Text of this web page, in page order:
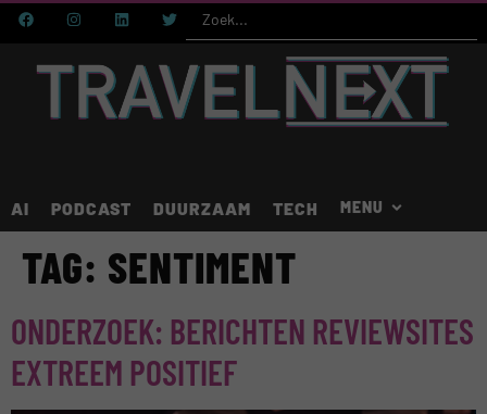
AI PODCAST DUURZAAM TECH
TAG: SENTIMENT
ONDERZOEK: BERICHTEN REVIEWSITES
EXTREEM POSITIEF